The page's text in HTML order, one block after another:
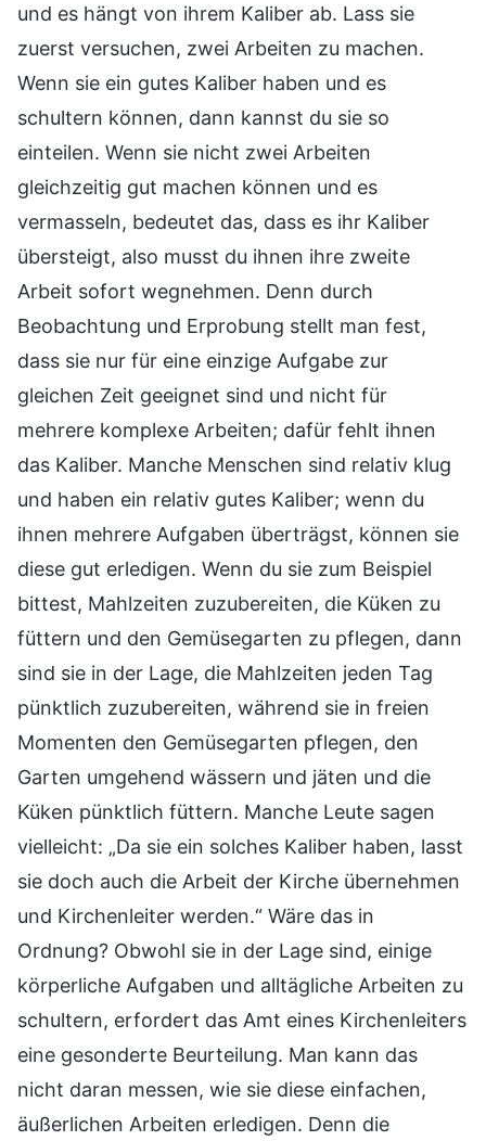
und es hängt von ihrem Kaliber ab. Lass sie
zuerst versuchen, zwei Arbeiten zu machen.
Wenn sie ein gutes Kaliber haben und es
schultern können, dann kannst du sie so
einteilen. Wenn sie nicht zwei Arbeiten
gleichzeitig gut machen können und es
vermasseln, bedeutet das, dass es ihr Kaliber
übersteigt, also musst du ihnen ihre zweite
Arbeit sofort wegnehmen. Denn durch
Beobachtung und Erprobung stellt man fest,
dass sie nur für eine einzige Aufgabe zur
gleichen Zeit geeignet sind und nicht für
mehrere komplexe Arbeiten; dafür fehlt ihnen
das Kaliber. Manche Menschen sind relativ klug
und haben ein relativ gutes Kaliber; wenn du
ihnen mehrere Aufgaben überträgst, können sie
diese gut erledigen. Wenn du sie zum Beispiel
bittest, Mahlzeiten zuzubereiten, die Küken zu
füttern und den Gemüsegarten zu pflegen, dann
sind sie in der Lage, die Mahlzeiten jeden Tag
pünktlich zuzubereiten, während sie in freien
Momenten den Gemüsegarten pflegen, den
Garten umgehend wässern und jäten und die
Küken pünktlich füttern. Manche Leute sagen
vielleicht: „Da sie ein solches Kaliber haben, lasst
sie doch auch die Arbeit der Kirche übernehmen
und Kirchenleiter werden.“ Wäre das in
Ordnung? Obwohl sie in der Lage sind, einige
körperliche Aufgaben und alltägliche Arbeiten zu
schultern, erfordert das Amt eines Kirchenleiters
eine gesonderte Beurteilung. Man kann das
nicht daran messen, wie sie diese einfachen,
äußerlichen Arbeiten erledigen. Denn die